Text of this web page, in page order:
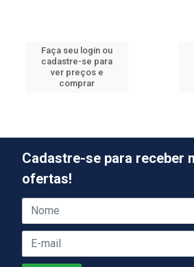
Faça seu login ou
cadastre-se para
ver preços e
comprar
Cadastre-se para receber
ofertas!